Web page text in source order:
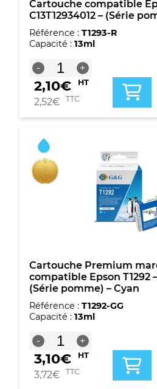
Cartouche compatible
C13T12934012 – (Série
Référence : T1293-R
Capacité : 13ml
-
quantité
de
Cartouche
compatible
T1293
C13T12934012
-
(Série
pomme)
+
2,10€ HT
2,52€ TTC
Cartouche Premium
compatible Epson T1292 –
(Série pomme) – Cyan
Référence : T1292-GG
Capacité : 13ml
-
quantité
de
Cartouche
Premium
+
3,10€ HT
3,72€ TTC